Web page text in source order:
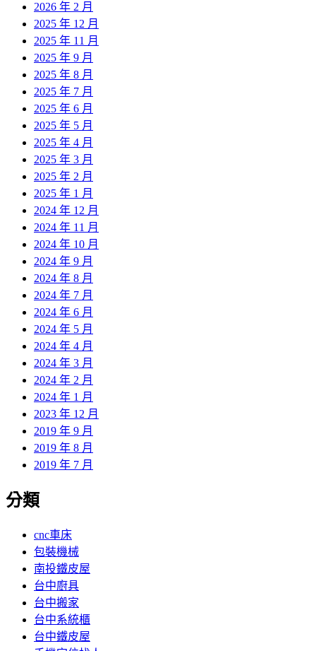
2026 年 2 月
2025 年 12 月
2025 年 11 月
2025 年 9 月
2025 年 8 月
2025 年 7 月
2025 年 6 月
2025 年 5 月
2025 年 4 月
2025 年 3 月
2025 年 2 月
2025 年 1 月
2024 年 12 月
2024 年 11 月
2024 年 10 月
2024 年 9 月
2024 年 8 月
2024 年 7 月
2024 年 6 月
2024 年 5 月
2024 年 4 月
2024 年 3 月
2024 年 2 月
2024 年 1 月
2023 年 12 月
2019 年 9 月
2019 年 8 月
2019 年 7 月
分類
cnc車床
包裝機械
南投鐵皮屋
台中廚具
台中搬家
台中系統櫃
台中鐵皮屋